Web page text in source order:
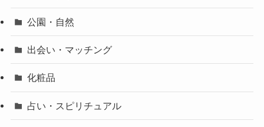
公園・自然
出会い・マッチング
化粧品
占い・スピリチュアル